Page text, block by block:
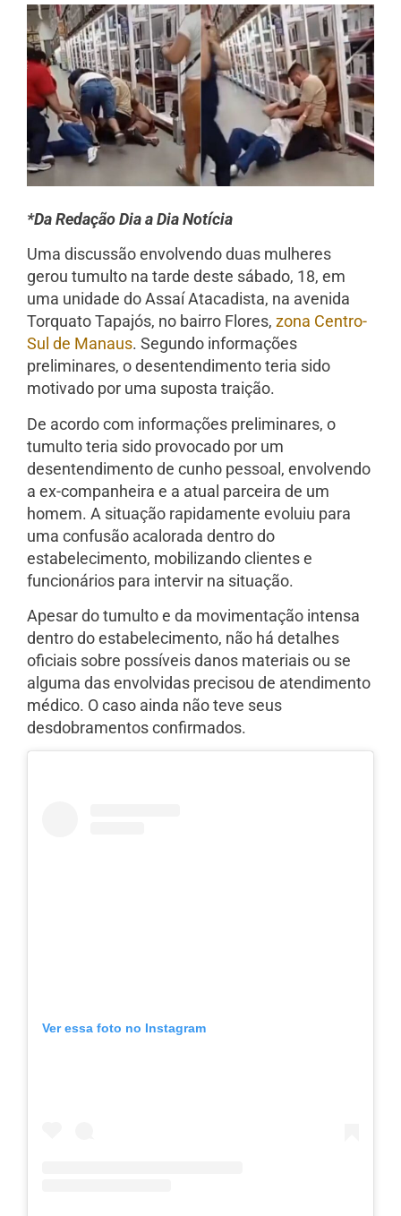
*Da Redação Dia a Dia Notícia
Uma discussão envolvendo duas mulheres
gerou tumulto na tarde deste sábado, 18, em
uma unidade do Assaí Atacadista, na avenida
Torquato Tapajós, no bairro Flores, zona Centro-
Sul de Manaus. Segundo informações
preliminares, o desentendimento teria sido
motivado por uma suposta traição.
De acordo com informações preliminares, o
tumulto teria sido provocado por um
desentendimento de cunho pessoal, envolvendo
a ex-companheira e a atual parceira de um
homem. A situação rapidamente evoluiu para
uma confusão acalorada dentro do
estabelecimento, mobilizando clientes e
funcionários para intervir na situação.
Apesar do tumulto e da movimentação intensa
dentro do estabelecimento, não há detalhes
oficiais sobre possíveis danos materiais ou se
alguma das envolvidas precisou de atendimento
médico. O caso ainda não teve seus
desdobramentos confirmados.
Ver essa foto no Instagram